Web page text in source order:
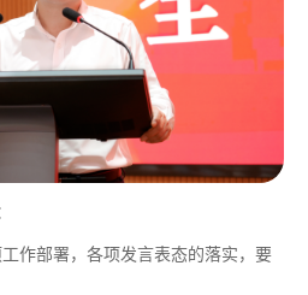
作部署，各项发言表态的落实，要